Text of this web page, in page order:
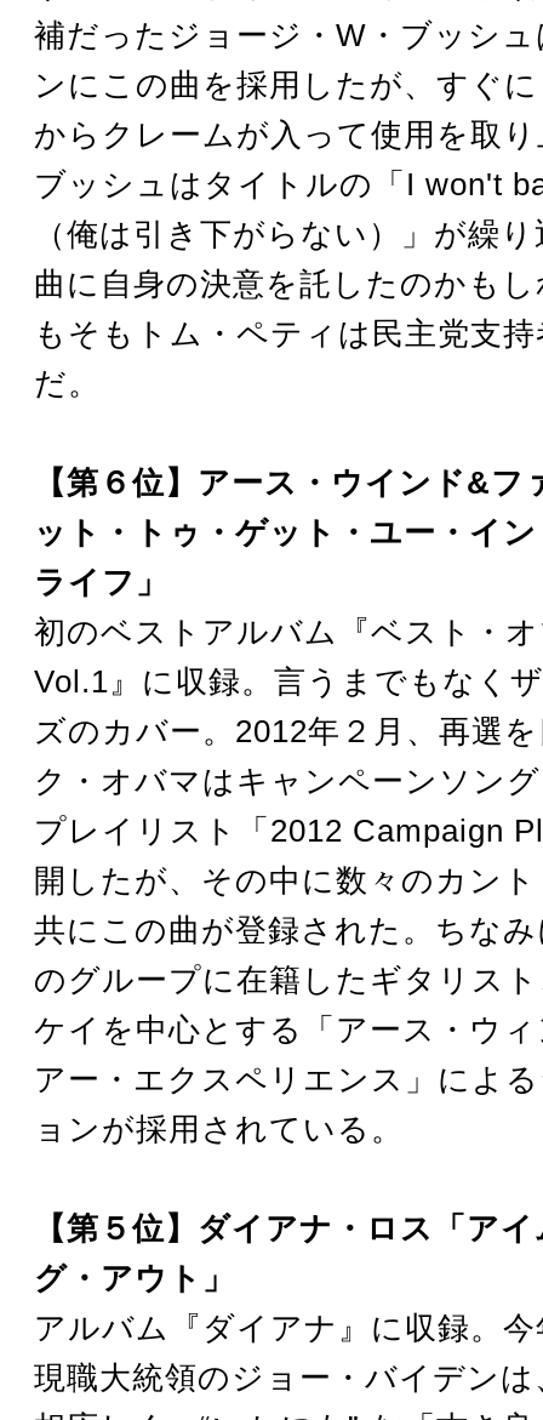
補だったジョージ・W・ブッシ
ンにこの曲を採用したが、すぐ
からクレームが入って使用を取
ブッシュはタイトルの「I won't
（俺は引き下がらない）」が繰
曲に自身の決意を託したのかも
もそもトム・ペティは民主党支
だ。
【第６位】アース・ウインド&フ
ット・トゥ・ゲット・ユー・イ
ライフ」
初のベストアルバム『ベスト・
Vol.1』に収録。言うまでもなく
ズのカバー。2012年２月、再選
ク・オバマはキャンペーンソン
プレイリスト「2012 Campaign
開したが、その中に数々のカン
共にこの曲が登録された。ちな
のグループに在籍したギタリス
ケイを中心とする「アース・ウ
アー・エクスペリエンス」によ
ョンが採用されている。
【第５位】ダイアナ・ロス「ア
グ・アウト」
アルバム『ダイアナ』に収録。
現職大統領のジョー・バイデン